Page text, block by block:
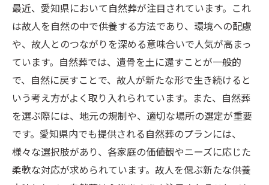
最近、愛知県において自然葬が注目されています。これ
は故人を自然の中で供養する方法であり、環境への配慮
や、故人とのつながりを深める意味合いで人気が高まっ
ています。自然葬では、遺骨を土に還すことが一般的
で、自然に戻すことで、故人が新たな形で生き続けると
いう考え方がよく取り入れられています。また、自然葬
を選ぶ際には、地元の規制や、適切な場所の選定が重要
です。愛知県内でも提供される自然葬のプランには、
様々な選択肢があり、各家庭の価値観やニーズに応じた
柔軟な対応が求められています。故人を偲ぶ新たな供養